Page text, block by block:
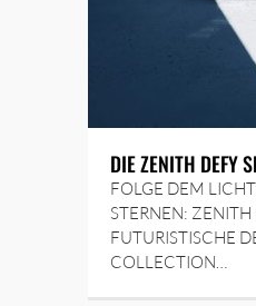
DIE ZENITH DEFY
FOLGE DEM
STERNEN: ZENITH
FUTURISTISCHE
COLLECTION…